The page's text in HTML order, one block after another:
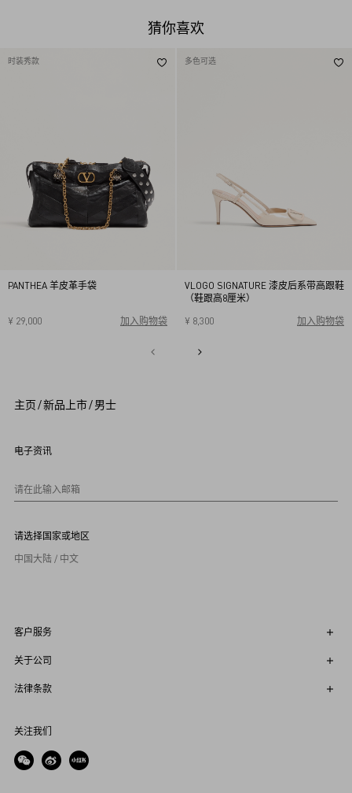
猜你喜欢
时装秀款
PANTHEA 羊皮革手袋
¥ 29,000 加入购物袋 34
36
39
多色可选
VLOGO SIGNATURE 漆皮后系带高跟鞋
（鞋跟高8厘米）
¥ 8,300
加入购物袋
主页/新品上市/男士
电子资讯
请在此输入邮箱
请选择国家或地区
中国大陆 / 中文
客户服务
关于公司
法律条款
关注我们